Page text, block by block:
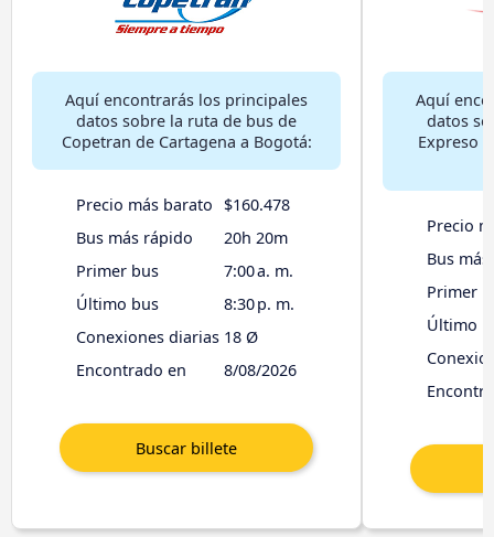
Aquí encontrarás los principales
datos sobre la ruta de bus de
Copetran de Cartagena a Bogotá:
Precio más barato
$160.478
Bus más rápido
20h 20m
Primer bus
7:00 a. m.
Último bus
8:30 p. m.
Conexiones diarias 18 Ø
Encontrado en
8/08/2026
Aquí
datos
Expreso
Precio
Bus
Primer
Último